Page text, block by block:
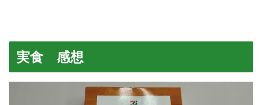
実食 感想